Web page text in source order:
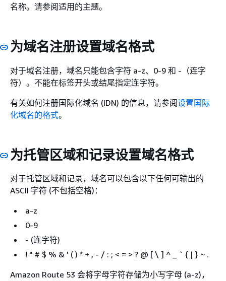
名称。请参阅适用的主题。
为域名注册设置域名格式
对于域名注册，域名只能包含字符 a-z、0-9 和 -（连字
符）。不能在标签开头或结尾指定连字符。
有关如何注册国际化域名 (IDN) 的信息，请参阅设置国际
化域名的格式。
为托管区域和记录设置域名格式
对于托管区域和记录，域名可以包含以下任何可输出的
ASCII 字符 (不包括空格)：
a-z
0-9
- (连字符)
! " # $ % & ' ( ) * + , - / : ; < = > ? @ [ \ ] ^ _ ` { | } ~ .
Amazon Route 53 会将字母字符存储为小写字母 (a-z)，